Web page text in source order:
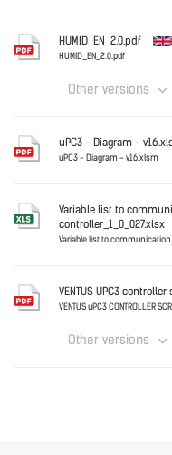
HUMID_EN_2.0.pdf
HUMID_EN_2.0.pdf
Other versions
Download
uPC3 - Diagram -
uPC3 - Diagram - v16.xlsm
Variable list to
controller_1_0_027.xlsx
Variable list to communication
VENTUS UPC3
VENTUS uPC3 CONTROLLER
Other versions